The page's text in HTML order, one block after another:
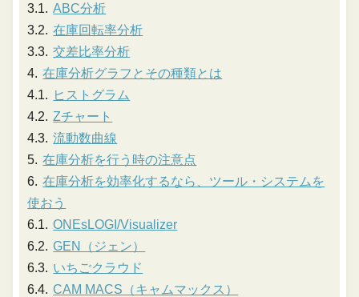
ABC分析
在庫回転率分析
交差比率分析
在庫分析グラフとその種類とは
ヒストグラム
Zチャート
流動数曲線
在庫分析を行う時の注意点
在庫分析を効率化するなら、ツール・システムを
使おう
ONEsLOGI/Visualizer
GEN（ジェン）
いちごクラウド
CAM MACS（キャムマックス）